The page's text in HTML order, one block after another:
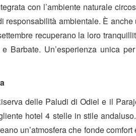
con l’ambiente naturale
responsabilità ambientale. È
recuperano la loro
Barbate. Un’esperienza unica
delle Paludi di Odiel e il
hotel 4 stelle in stile
un’atmosfera che fonde comfort